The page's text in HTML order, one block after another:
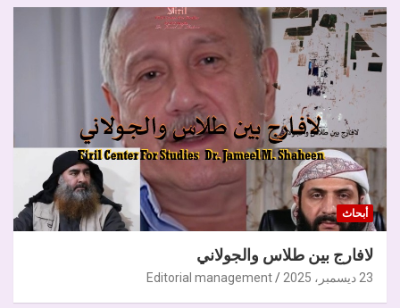
أبحاث
لافارج بين طلاس والجولاني
23 ديسمبر، 2025 Editorial management